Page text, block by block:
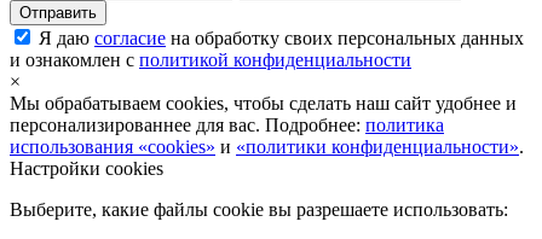
Я даю согласие на обработку своих персональных данных
и ознакомлен с политикой конфиденциальности
×
Мы обрабатываем cookies, чтобы сделать наш сайт удобнее и
персонализированнее для вас. Подробнее: политика
использования «cookies» и «политики конфиденциальности».
Настройки cookies
Выберите, какие файлы cookie вы разрешаете использовать: